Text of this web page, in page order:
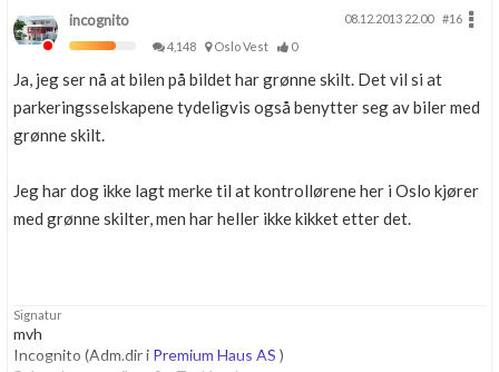
incognito 08.12.2013 22.00
#16
4,148
Oslo Vest 0
Ja, jeg ser nå at bilen på bildet har grønne skilt. Det vil si at
parkeringsselskapene tydeligvis også benytter seg av biler med
grønne skilt.
Jeg har dog ikke lagt merke til at kontrollørene her i Oslo kjører
med grønne skilter, men har heller ikke kikket etter det.
Signatur
mvh
Incognito (Adm.dir i Premium Haus AS )